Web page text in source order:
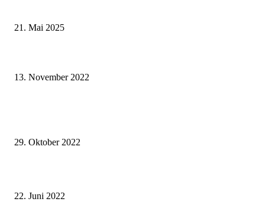
21. Mai 2025
13. November 2022
29. Oktober 2022
22. Juni 2022